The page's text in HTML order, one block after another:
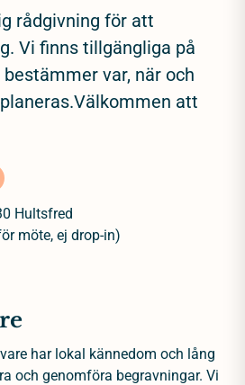
rådgivning för att
Vi finns tillgängliga på
var, när och
att
Hultsfred
möte, ej drop-in)
har lokal kännedom och lång
och genomföra begravningar. Vi